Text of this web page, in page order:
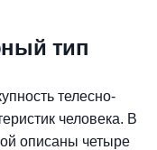
тип
телесно-
человека. В
описаны четыре